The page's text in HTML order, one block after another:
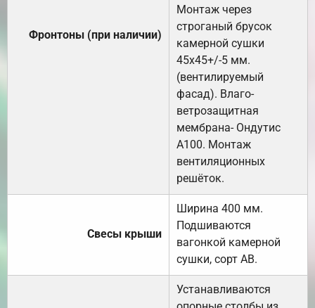
Фронтоны (при наличии)
Монтаж через
строганый брусок
камерной сушки
45х45+/-5 мм.
(вентилируемый
фасад). Влаго-
ветрозащитная
мембрана- Ондутис
А100. Монтаж
вентиляционных
решёток.
Свесы крыши
Ширина 400 мм.
Подшиваются
вагонкой камерной
сушки, сорт АВ.
Устанавливаются